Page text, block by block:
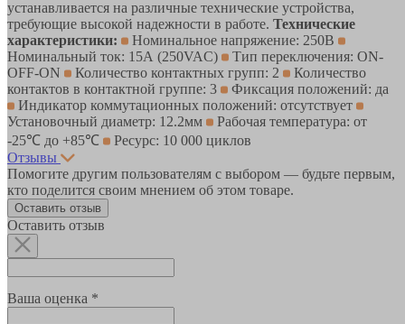
устанавливается на различные технические устройства,
требующие высокой надежности в работе. Технические
характеристики:
Номинальное напряжение: 250В
Номинальный ток: 15А (250VAC)
Тип переключения: ON-
OFF-ON
Количество контактных групп: 2
Количество
контактов в контактной группе: 3
Фиксация положений: да
Индикатор коммутационных положений: отсутствует
Установочный диаметр: 12.2мм
Рабочая температура: от
-25℃ до +85℃
Ресурс: 10 000 циклов
Отзывы
Помогите другим пользователям с выбором — будьте первым,
кто поделится своим мнением об этом товаре.
Оставить отзыв
Оставить отзыв
Ваша оценка *